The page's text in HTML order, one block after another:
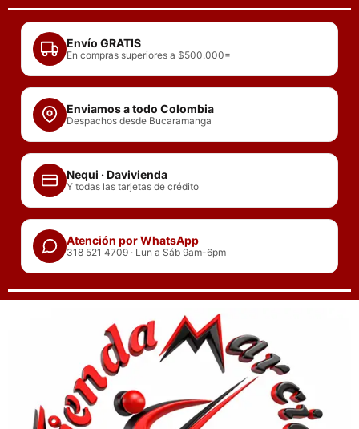
contenido
Envío GRATIS
En compras superiores a $500.000=
Enviamos a todo Colombia
Despachos desde Bucaramanga
Nequi · Davivienda
Y todas las tarjetas de crédito
Atención por WhatsApp
318 521 4709 · Lun a Sáb 9am-6pm